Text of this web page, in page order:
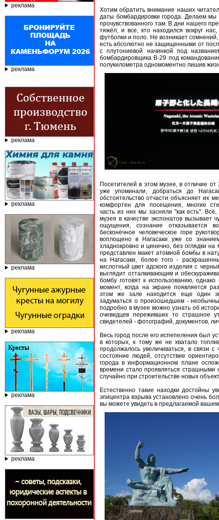
реклама
реклама
реклама
реклама
реклама
реклама
реклама
реклама
Хотим обратить внимание наших
даты бомбардировки города. Делаем
прочувствованного там. В дни нашего
тяжёл, и все, кто находился вокруг
футболки и поло. Не возникает
есть абсолютно не защищенными от
с плутониевой начинкой под
бомбардировщика В-29 под
полукилометра одномоментно лишив
Посетителей в этом музее, в отличие
уже упоминали, добраться до
обстоятельство отчасти объясняет их
комфортен для посещения, многие
часть из них мы засняли "как есть".
музея в качестве экспонатов вызывает
ощущения, сознание отказывается
бесконечное человеческое горе
воплощено в Нагасаки уже со
хладнокровно и цинично, без оглядки
представлен макет атомной бомбы в
на Нагасаки, более того -
кислотный цвет адского изделия с
выглядит отталкивающим и
бомбу готовят к использованию,
момент, когда на экране появляется
этом же зале находится еще один
задуматься о произошедшем -
подробно в музее можно узнать об
очевидцев переживших то страшное
свидетелей - фотографий, документов,
Весь город после его испепеления был
в которых, к тому же не хватало
продолжалось увеличиваться, в связи
состояние людей, отсутствие
города в информационном плане
времени стало проявляться
случайно при строительстве новых
Естественно такие находки достойны
эпицентра взрыва установлено очень
вы можете увидеть в предлагаемой